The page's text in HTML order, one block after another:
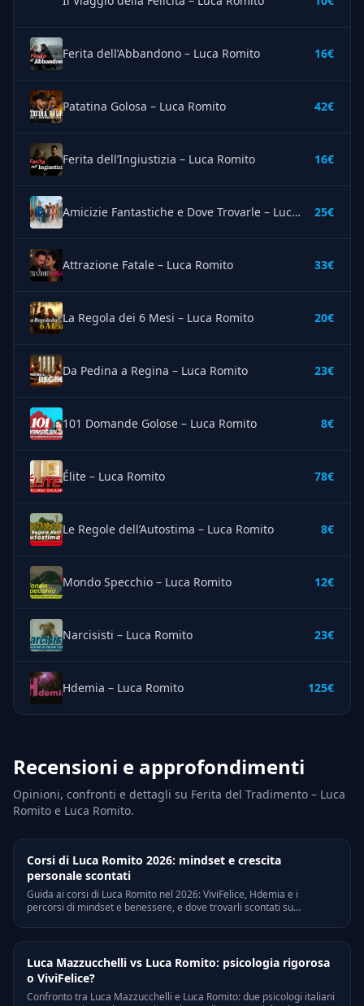
Ferita dell’Abbandono – Luca Romito 16€
Patatina Golosa – Luca Romito 42€
Ferita dell’Ingiustizia – Luca Romito 16€
Amicizie Fantastiche e Dove Trovarle – Luca Romito 25€
Attrazione Fatale – Luca Romito 33€
La Regola dei 6 Mesi – Luca Romito 20€
Da Pedina a Regina – Luca Romito 23€
101 Domande Golose – Luca Romito 8€
Élite – Luca Romito 78€
Le Regole dell’Autostima – Luca Romito 8€
Mondo Specchio – Luca Romito 12€
Narcisisti – Luca Romito 23€
Hdemia – Luca Romito 125€
Recensioni e approfondimenti
Opinioni, confronti e dettagli su Ferita del Tradimento – Luca
Romito e Luca Romito.
Corsi di Luca Romito 2026: mindset e crescita
personale scontati
Guida ai corsi di Luca Romito nel 2026: ViviFelice, Hdemia e i
percorsi di mindset e benessere, e dove trovarli scontati su
Luca Mazzucchelli vs Luca Romito: psicologia rigorosa
o ViviFelice?
Confronto tra Luca Mazzucchelli e Luca Romito: due psicologi italiani